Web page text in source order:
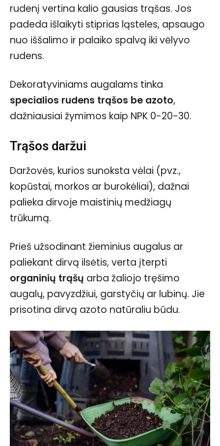
rudenį vertina kalio gausias trąšas. Jos
padeda išlaikyti stiprias ląsteles, apsaugo
nuo iššalimo ir palaiko spalvą iki vėlyvo
rudens.
Dekoratyviniams augalams tinka
specialios rudens trąšos be azoto,
dažniausiai žymimos kaip NPK 0-20-30.
Trąšos daržui
Daržovės, kurios sunoksta vėlai (pvz.,
kopūstai, morkos ar burokėliai), dažnai
palieka dirvoje maistinių medžiagų
trūkumą.
Prieš užsodinant žieminius augalus ar
paliekant dirvą ilsėtis, verta įterpti
organinių trąšų arba žaliojo tręšimo
augalų, pavyzdžiui, garstyčių ar lubinų. Jie
prisotina dirvą azoto natūraliu būdu.